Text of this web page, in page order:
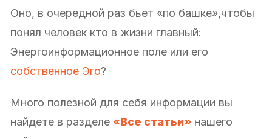
Оно, в очередной раз бьет «по башке»,чтобы
понял человек кто в жизни главный:
Энергоинформационное поле или его
собственное Эго?
Много полезной для себя информации вы
найдете в разделе «Все статьи» нашего